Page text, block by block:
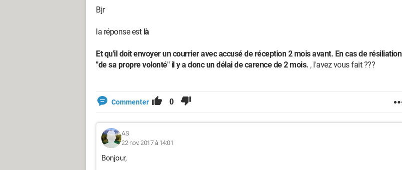
Bjr
la réponse est là
Et qu'il doit envoyer un courrier avec accusé de réception 2 mois avant. En cas de résiliation
"de sa propre volonté" il y a donc un délai de carence de 2 mois. , l'avez vous fait ???
Commenter 0
AS
22 nov. 2017 à 14:01
Bonjour,